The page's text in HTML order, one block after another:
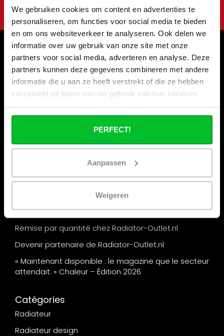
We gebruiken cookies om content en advertenties te
personaliseren, om functies voor social media te bieden
en om ons websiteverkeer te analyseren. Ook delen we
informatie over uw gebruik van onze site met onze
partners voor social media, adverteren en analyse. Deze
partners kunnen deze gegevens combineren met andere
informatie die u aan ze heeft verstrekt of die ze hebben
verzameld op basis van uw gebruik van hun services.
PERFECT!
Aanpassen
Weigeren
Informations
Vacances de la construction
Qui sommes nous ?
Commande commerciale
Expédition & retours
Options de paiement
Questions fréquentes
Nos salons
Remise par quantité chez Radiator-Outlet.nl
Devenir partenaire de Radiator-Outlet.nl
« Maintenant disponible : le magazine que le secteur
attendait. » Chaleur – Édition 2026
Catégories
Radiateur
Radiateur design